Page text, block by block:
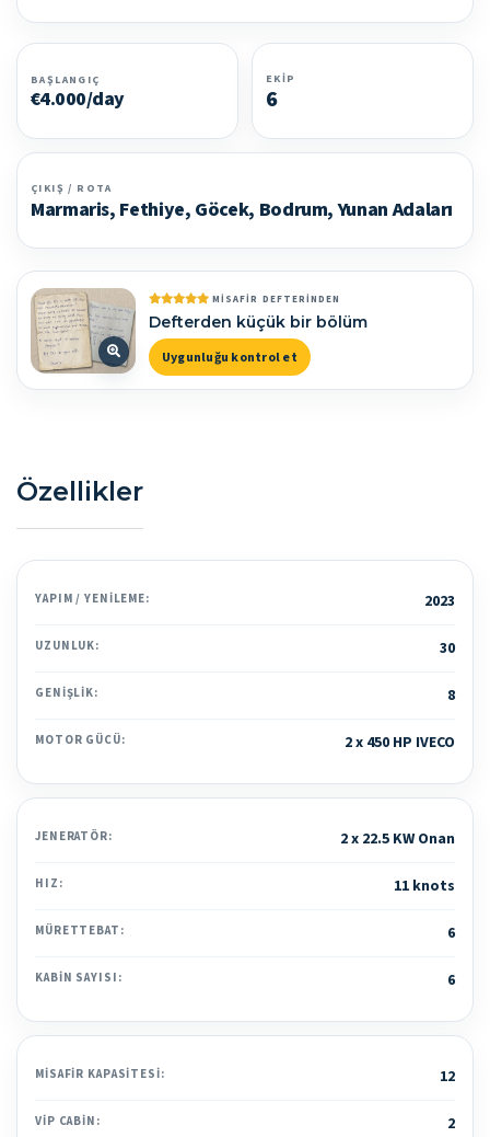
BAŞLANGIÇ
€4.000/day
EKIP
6
ÇIKIŞ / ROTA
Marmaris, Fethiye, Göcek, Bodrum, Yunan Adaları
MISAFIR DEFTERINDEN
Defterden küçük bir bölüm
Uygunluğu kontrol et
Özellikler
YAPIM / YENILEME: 2023
UZUNLUK: 30
GENIŞLIK: 8
MOTOR GÜCÜ: 2 x 450 HP IVECO
JENERATÖR: 2 x 22.5 KW Onan
HIZ: 11 knots
MÜRETTEBAT: 6
KABIN SAYISI: 6
MISAFIR KAPASITESI: 12
VIP CABIN: 2